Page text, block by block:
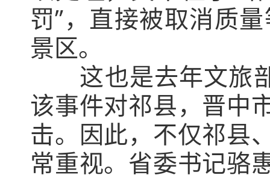
罚”，直接被取消质
景区。
这也是去年文旅
该事件对祁县，晋中
击。因此，不仅祁县
常重视。省委书记骆